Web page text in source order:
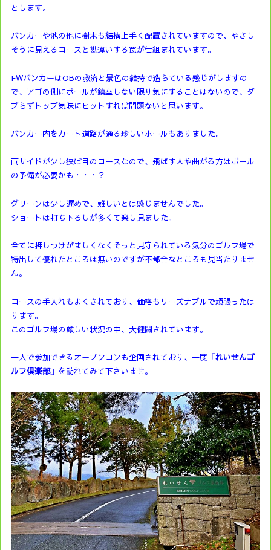
とします。
バンカーや池の他に樹木も結構上手く配置されていますので、やさし
そうに見えるコースと勘違いする罠が仕組まれています。
FWバンカーはOBの救済と景色の維持で造らている感じがしますの
で、アゴの側にボールが鎮座しない限り気にすることはないので、ダ
ブらずトップ気味にヒットすれば問題ないと思います。
バンカー内をカート道路が通る珍しいホールもありました。
両サイドが少し狭ば目のコースなので、飛ばす人や曲がる方はボール
の予備が必要かも・・・？
グリーンは少し遅めで、難しいとは感じませんでした。
ショートは打ち下ろしが多くて楽し見ました。
全てに押しつけがましくなくそっと見守られている気分のゴルフ場で
特出して優れたところは無いのですが不都合なところも見当たりませ
ん。
コースの手入れもよくされており、価格もリーズナブルで頑張ったは
ります。
このゴルフ場の厳しい状況の中、大健闘されています。
一人で参加できるオープンコンも企画されており、一度 「れいせんゴ
ルフ倶楽部」 を訪れてみて下さいませ。